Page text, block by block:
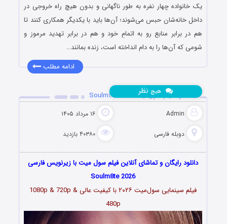
یک خانواده چهار نفره به طور ناگهانی و بدون هیچ راه خروجی در
داخل خانه‌شان حبس می‌شوند؛ آن‌ها باید با یکدیگر همکاری کنند تا
هم در برابر منابع رو به اتمامِ خود و هم در برابر تهدید مرموز و
شومی که آن‌ها را به دام انداخته است، زنده بمانند…
ادامه مطلب
دانلود فیلم سول‌میت Soulm8te 2026
Admin ۱۶ مرداد ۱۴۰۵
دوبله فارسی ۴۰۳۸۰ بازدید
هیچ نظر
دانلود رایگان و تماشای آنلاین فیلم سول میت با زیرنویس فارسی
Soulm8te 2026
فیلم سینمایی سول‌میت ۲۰۲۶
با کیفیت عالی 1080p & 720p &
480p